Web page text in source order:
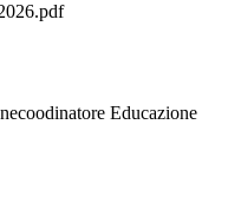
Educazione